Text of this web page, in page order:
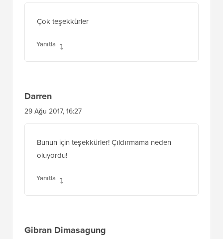
Çok teşekkürler
Yanıtla
Darren
29 Ağu 2017, 16:27
Bunun için teşekkürler! Çıldırmama neden
oluyordu!
Yanıtla
Gibran Dimasagung